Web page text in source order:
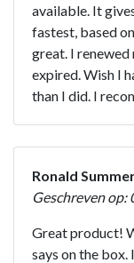
available. It
fastest, based
great. I
expired. Wish I
than I did. I
Ronald
Geschreven
Great product!
says on the